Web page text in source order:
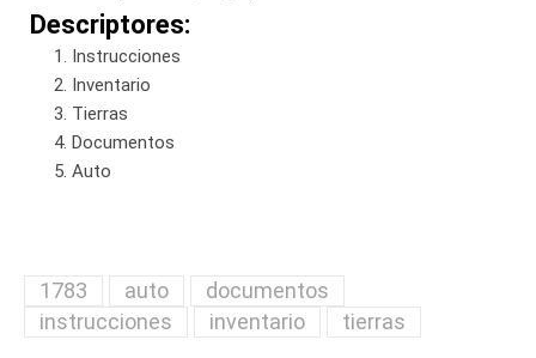
Descriptores:
Instrucciones
Inventario
Tierras
Documentos
Auto
1783 auto
documentos
instrucciones
inventario tierras